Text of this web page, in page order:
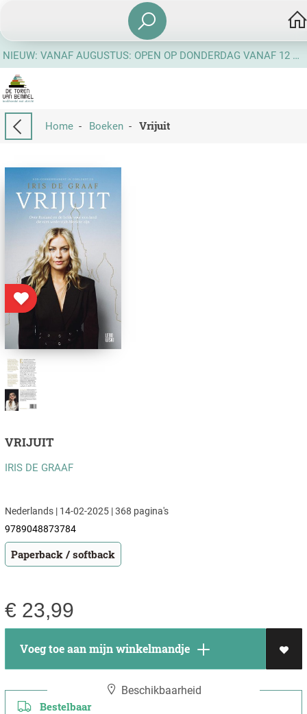
NIEUW: VANAF AUGUSTUS: OPEN OP DONDERDAG VANAF 12 UUR
Home- Boeken- Vrijuit
VRIJUIT
IRIS DE GRAAF
Nederlands | 14-02-2025 | 368 pagina's
9789048873784
Paperback / softback
€ 23,99
Voeg toe aan mijn winkelmandje
Beschikbaarheid
Bestelbaar